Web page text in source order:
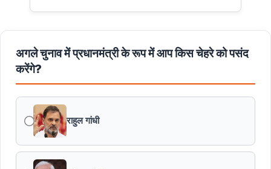
अगले चुनाव में प्रधानमंत्री के रूप में आप किस चेहरे को पसंद
करेंगे?
राहुल गांधी